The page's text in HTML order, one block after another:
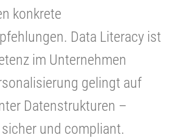
konkrete
Data Literacy ist
im Unternehmen
gelingt auf
Datenstrukturen –
und compliant.